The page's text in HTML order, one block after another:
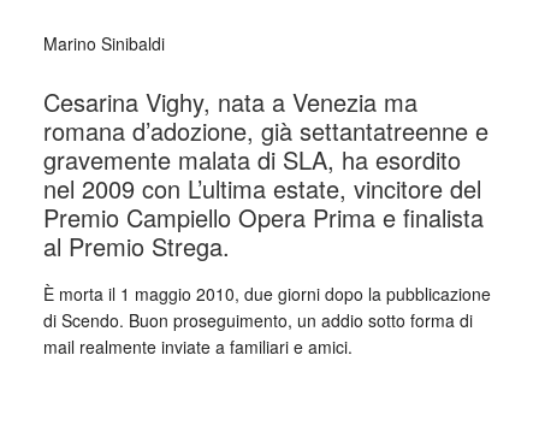
Marino Sinibaldi
Cesarina Vighy, nata a Venezia ma
romana d’adozione, già settantatreenne e
gravemente malata di SLA, ha esordito
nel 2009 con L’ultima estate, vincitore del
Premio Campiello Opera Prima e finalista
al Premio Strega.
È morta il 1 maggio 2010, due giorni dopo la pubblicazione
di Scendo. Buon proseguimento, un addio sotto forma di
mail realmente inviate a familiari e amici.